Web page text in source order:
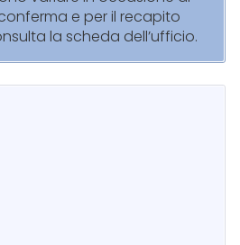
e per il recapito
la scheda dell’ufficio.